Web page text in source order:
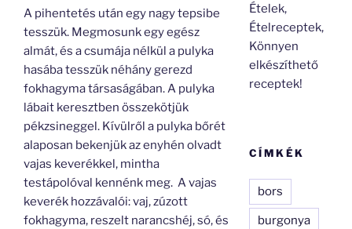
A pihentetés után egy nagy tepsibe
tesszük. Megmosunk egy egész
almát, és a csumája nélkül a pulyka
hasába tesszük néhány gerezd
fokhagyma társaságában. A pulyka
lábait keresztben összekötjük
pékzsineggel. Kívülről a pulyka bőrét
alaposan bekenjük az enyhén olvadt
vajas keverékkel, mintha
testápolóval kennénk meg. A vajas
keverék hozzávalói: vaj, zúzott
fokhagyma, reszelt narancshéj, só, és
Ételek,
Ételreceptek,
Könnyen
elkészíthető
receptek!
CÍMKÉK
bors
burgonya